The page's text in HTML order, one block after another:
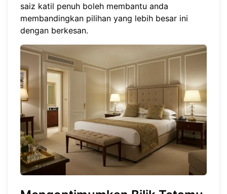
saiz katil penuh boleh membantu anda
membandingkan pilihan yang lebih besar ini
dengan berkesan.